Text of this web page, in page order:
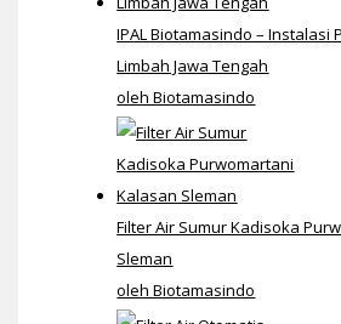
IPAL Biotamasindo – Instalasi
Limbah Jawa Tengah
oleh Biotamasindo
Filter Air Sumur Kadisoka
Sleman
oleh Biotamasindo